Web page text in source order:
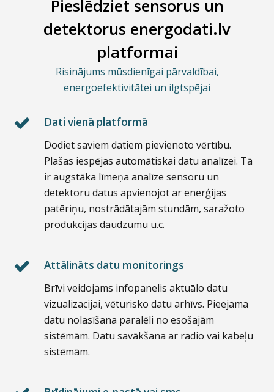
Pieslēdziet sensorus un
detektorus energodati.lv
platformai
Risinājums mūsdienīgai pārvaldībai,
energoefektivitātei un ilgtspējai
Dati vienā platformā
Dodiet saviem datiem pievienoto vērtību.
Plašas iespējas automātiskai datu analīzei. Tā
ir augstāka līmeņa analīze sensoru un
detektoru datus apvienojot ar enerģijas
patēriņu, nostrādātajām stundām, saražoto
produkcijas daudzumu u.c.
Attālināts datu monitorings
Brīvi veidojams infopanelis aktuālo datu
vizualizacijai, vēturisko datu arhīvs. Pieejama
datu nolasīšana paralēli no esošajām
sistēmām. Datu savākšana ar radio vai kabeļu
sistēmām.